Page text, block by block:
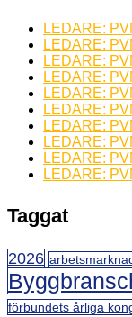
LEDARE:
LEDARE:
LEDARE:
LEDARE:
LEDARE:
LEDARE:
LEDARE:
LEDARE:
LEDARE:
LEDARE:
Taggat
2026
förbundets årliga